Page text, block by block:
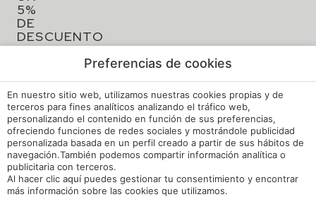
5%
DE
DESCUENTO
EN
Preferencias de cookies
En nuestro sitio web, utilizamos nuestras cookies propias y de
terceros para fines analíticos analizando el tráfico web,
personalizando el contenido en función de sus preferencias,
ofreciendo funciones de redes sociales y mostrándole publicidad
personalizada basada en un perfil creado a partir de sus hábitos de
navegación.También podemos compartir información analítica o
publicitaria con terceros.
Al hacer clic aquípuedes gestionar tu consentimiento y encontrar
más información sobre las cookies que utilizamos.